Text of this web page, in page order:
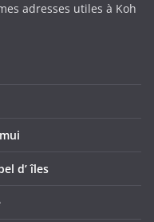
adresses utiles à Koh
d’ îles